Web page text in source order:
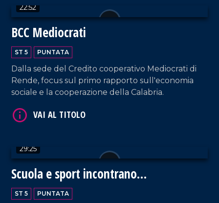
22:52
BCC Mediocrati
ST 5 PUNTATA
Dalla sede del Credito cooperativo Mediocrati di
Rende, focus sul primo rapporto sull'economia
sociale e la cooperazione della Calabria.
29:25
Scuola e sport incontrano
l'informazione
ST 5 PUNTATA
VAI AL TITOLO